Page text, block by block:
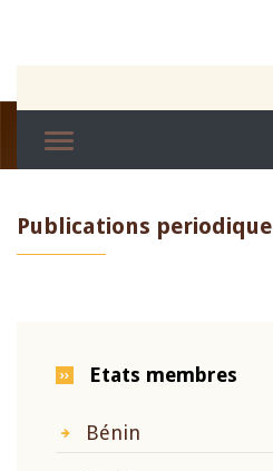
Publications periodique
Etats membres
Bénin